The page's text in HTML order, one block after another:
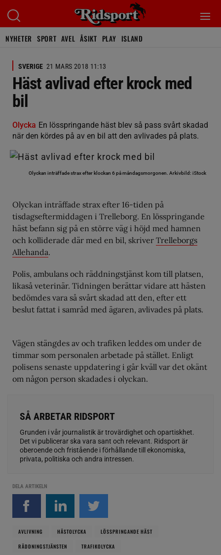
NYHETER SPORT AVEL ÅSIKT PLAY ISLAND
SVERIGE 21 MARS 2018 11:13
Häst avlivad efter krock med
bil
Olycka En lösspringande häst blev så pass svårt skadad
när den kördes på av en bil att den avlivades på plats.
Olyckan inträffade strax efter klockan 6 på måndagsmorgonen. Arkivbild: iStock
Olyckan inträffade strax efter 16-tiden på
tisdagseftermiddagen i Trelleborg. En lösspringande
häst befann sig på en större väg i höjd med hamnen
och kolliderade där med en bil, skriver Trelleborgs
Allehanda.
Polis, ambulans och räddningstjänst kom till platsen,
likaså veterinär. Tidningen berättar vidare att hästen
bedömdes vara så svårt skadad att den, efter ett
beslut fattat i samråd med ägaren, avlivades på plats.
Vägen stängdes av och trafiken leddes om under de
timmar som personalen arbetade på stället. Enligt
polisens senaste uppdatering i går kväll var det okänt
om någon person skadades i olyckan.
SÅ ARBETAR RIDSPORT
Grunden i vår journalistik är trovärdighet och opartiskhet.
Det vi publicerar ska vara sant och relevant. Ridsport är
oberoende och fristående i förhållande till ekonomiska,
privata, politiska och andra intressen.
DELA ARTIKELN
AVLIVNING HÄSTOLYCKA
LÖSSPRINGANDE HÄST
RÄDDNINGSTJÄNSTEN
TRAFIKOLYCKA